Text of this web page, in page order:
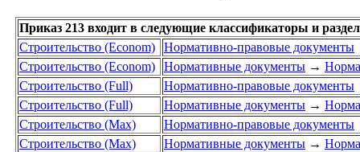
Приказ 213 входит в следующие классификаторы и
Строительство (Econom)
Нормативно-правовые документы
Строительство (Econom)
Нормативные документы →
Строительство (Full)
Нормативно-правовые документы
Строительство (Full)
Нормативные документы →
Строительство (Max)
Нормативно-правовые документы
Строительство (Max)
Нормативные документы →